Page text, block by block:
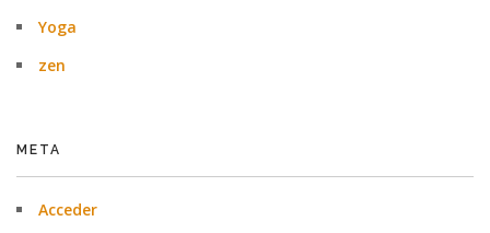
Yoga
zen
META
Acceder